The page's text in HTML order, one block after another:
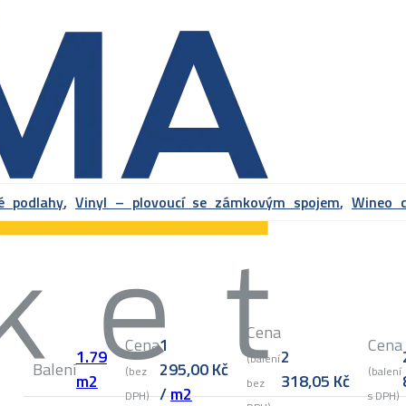
podlahy,Vinyl – plovoucí se zámkovým spojem, Wineo
Balení1.79
m2
Cena
(bez
DPH)
1
295,00Kč
/m2
Cena
(balení
bez
2
318,05 Kč
Cena
(balení
s DPH)